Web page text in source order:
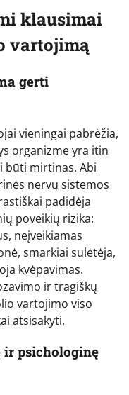
klausimai
vartojimą
gerti
vieningai pabrėžia,
organizme yra itin
būti mirtinas. Abi
nervų sistemos
padidėja
poveikių rizika:
neįveikiamas
smarkiai sulėtėja,
kvėpavimas.
ir tragiškų
vartojimo viso
atsisakyti.
psichologinę